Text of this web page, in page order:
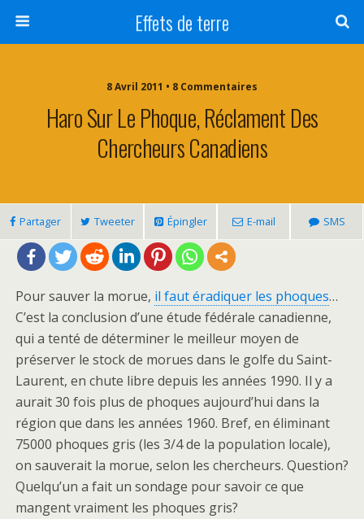
Effets de terre
8 Avril 2011 • 8 Commentaires
Haro Sur Le Phoque, Réclament Des
Chercheurs Canadiens
Partager Tweeter Épingler E-mail SMS
Pour sauver la morue, il faut éradiquer les phoques…
C’est la conclusion d’une étude fédérale canadienne,
qui a tenté de déterminer le meilleur moyen de
préserver le stock de morues dans le golfe du Saint-
Laurent, en chute libre depuis les années 1990. Il y a
aurait 30 fois plus de phoques aujourd’hui dans la
région que dans les années 1960. Bref, en éliminant
75000 phoques gris (les 3/4 de la population locale),
on sauverait la morue, selon les chercheurs. Question?
Quelqu’un a fait un sondage pour savoir ce que
mangent vraiment les phoques gris?